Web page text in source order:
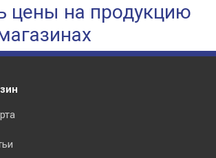
цены на продукцию